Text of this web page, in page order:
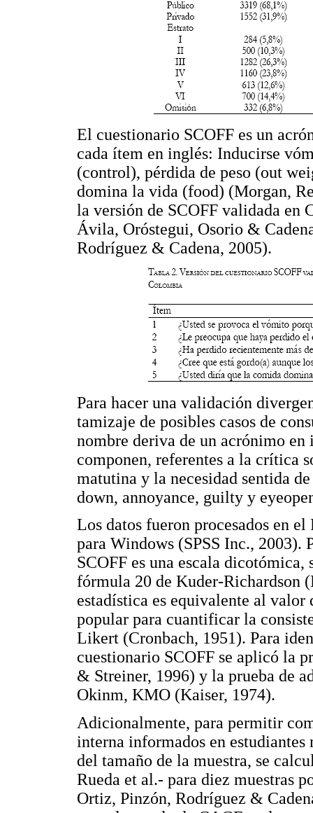
El cuestionario SCOFF es un
cada ítem en inglés: Inducirse
(control), pérdida de peso (out
domina la vida (food) (Morgan,
la versión de SCOFF validada en
Ávila, Oróstegui, Osorio &
Rodríguez & Cadena, 2005).
Para hacer una validación
tamizaje de posibles casos de
nombre deriva de un acrónimo en
componen, referentes a la crítica
matutina y la necesidad sentida
down, annoyance, guilty y
Los datos fueron procesados en
para Windows (SPSS Inc., 2003).
SCOFF es una escala
fórmula 20 de Kuder-Richardson
estadística es equivalente al
popular para cuantificar la
Likert (Cronbach, 1951). Para
cuestionario SCOFF se aplicó la
& Streiner, 1996) y la prueba de
Okinm, KMO (Kaiser, 1974).
Adicionalmente, para permitir
interna informados en
del tamaño de la muestra, se
Rueda et al.- para diez muestras
Ortiz, Pinzón, Rodríguez &